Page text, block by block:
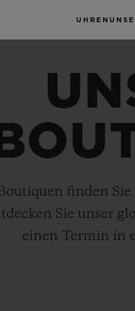
UHREN
finden
Sie unser
einen Termin in